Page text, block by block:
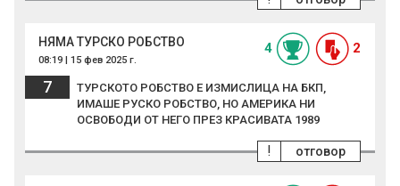
НЯМА ТУРСКО РОБСТВО
08:19 | 15 фев 2025 г.
4 2
7
ТУРСКОТО РОБСТВО Е ИЗМИСЛИЦА НА БКП,
ИМАШЕ РУСКО РОБСТВО, НО АМЕРИКА НИ
ОСВОБОДИ ОТ НЕГО ПРЕЗ КРАСИВАТА 1989
отговор
!